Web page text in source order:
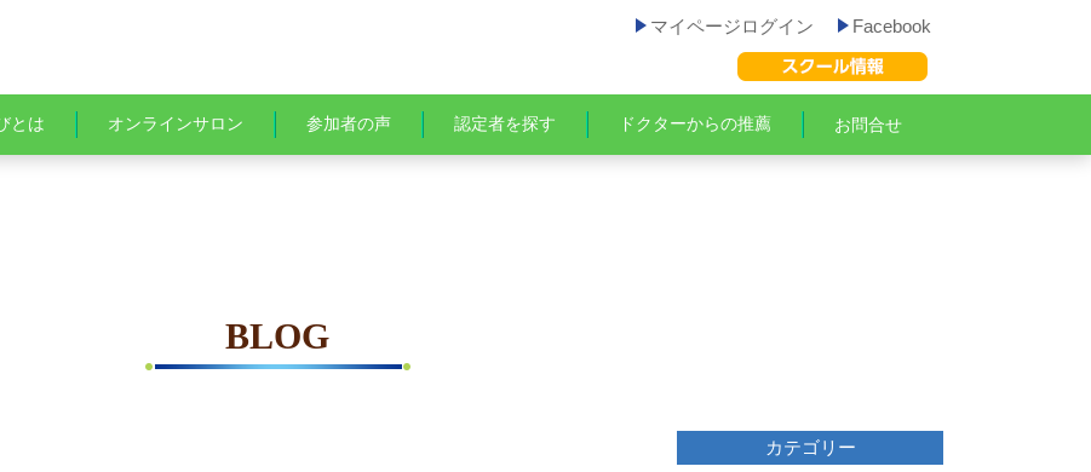
マイページログイン Facebook
とは オンラインサロン 参加者の声 認定者を探す ドクターからの推薦 お問合せ
BLOG
カテゴリー